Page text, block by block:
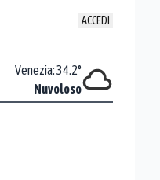
ACCEDI
Venezia:34.2°
Nuvoloso